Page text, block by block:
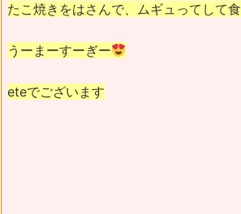
たこ焼きをはさんで、ムギュってして
うーまーすーぎー
eteでございます